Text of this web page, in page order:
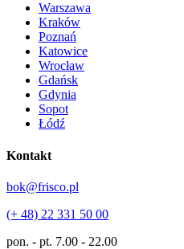
Warszawa
Kraków
Poznań
Katowice
Wrocław
Gdańsk
Gdynia
Sopot
Łódź
Kontakt
bok@frisco.pl
(+ 48) 22 331 50 00
pon. - pt. 7.00 - 22.00